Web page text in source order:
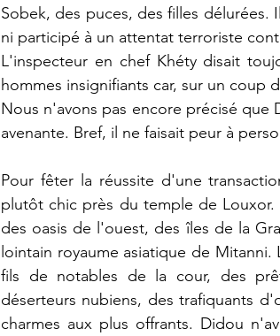
Sobek, des puces, des filles délurées.
ni participé à un attentat terroriste
L'inspecteur en chef Khéty disait
hommes insignifiants car, sur un coup
Nous n'avons pas encore précisé que
avenante. Bref, il ne faisait peur à
Pour fêter la réussite d'une
plutôt chic près du temple de
des oasis de l'ouest, des îles de la
lointain royaume asiatique de
fils de notables de la cour, des
déserteurs nubiens, des trafiquants
charmes aux plus offrants. Didou